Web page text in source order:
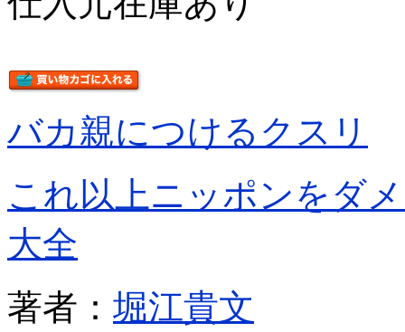
バカ親につけるクスリ
これ以上ニッポンをダ
大全
著者： 堀江貴文